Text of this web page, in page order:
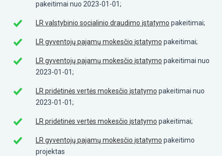
pakeitimai nuo 2023-01-01;
LR valstybinio socialinio draudimo įstatymo pakeitimai;
LR gyventojų pajamų mokesčio įstatymo pakeitimai;
LR gyventojų pajamų mokesčio įstatymo pakeitimai nuo
2023-01-01;
LR pridėtinės vertės mokesčio įstatymo pakeitimai nuo
2023-01-01;
LR pridėtinės vertės mokesčio įstatymo pakeitimai;
LR gyventojų pajamų mokesčio įstatymo pakeitimo
projektas